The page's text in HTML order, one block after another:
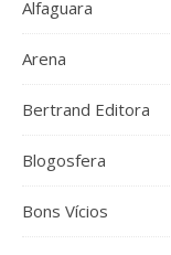
Alfaguara
Arena
Bertrand Editora
Blogosfera
Bons Vícios